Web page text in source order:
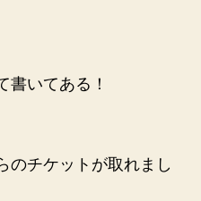
書いてある！
のチケットが取れまし